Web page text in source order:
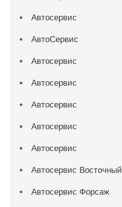
Автосервис
АвтоСервис
Автосервис
Автосервис
Автосервис
Автосервис
Автосервис
Автосервис Восточный
Автосервис Форсаж